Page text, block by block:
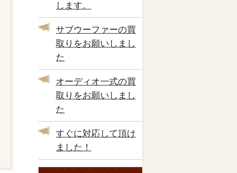
します。
サブウーファーの買
取りをお願いしまし
た
オーディオ一式の買
取りをお願いしまし
た
すぐに対応して頂け
ました！